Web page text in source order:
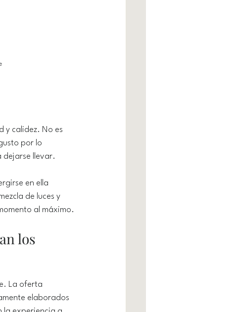
y calidez. No es
por lo
dejarse llevar.
en ella
de luces y
al máximo.
los
La oferta
elaborados